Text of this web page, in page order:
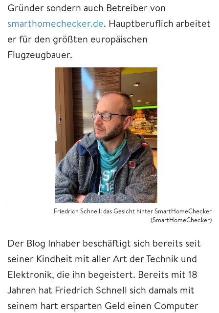
Gründer sondern auch Betreiber von
smarthomechecker.de. Hauptberuflich arbeitet
er für den größten europäischen
Flugzeugbauer.
Friedrich Schnell: das Gesicht hinter SmartHomeChecker
(SmartHomeChecker)
Der Blog Inhaber beschäftigt sich bereits seit
seiner Kindheit mit aller Art der Technik und
Elektronik, die ihn begeistert. Bereits mit 18
Jahren hat Friedrich Schnell sich damals mit
seinem hart ersparten Geld einen Computer